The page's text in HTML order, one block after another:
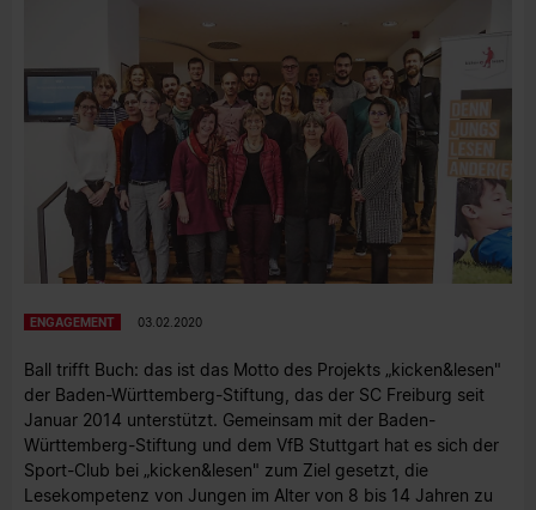
ENGAGEMENT 03.02.2020
Ball trifft Buch: das ist das Motto des Projekts „kicken&lesen"
der Baden-Württemberg-Stiftung, das der SC Freiburg seit
Januar 2014 unterstützt. Gemeinsam mit der Baden-
Württemberg-Stiftung und dem VfB Stuttgart hat es sich der
Sport-Club bei „kicken&lesen" zum Ziel gesetzt, die
Lesekompetenz von Jungen im Alter von 8 bis 14 Jahren zu